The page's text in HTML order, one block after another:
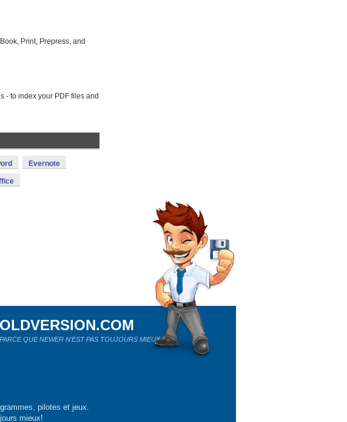
Print, Prepress, and
- to index your PDF files and
Evernote
OLDVERSION.COM
PARCE QUE NEWER N'EST PAS TOUJOURS MIEUX !
pilotes et jeux.
mieux!